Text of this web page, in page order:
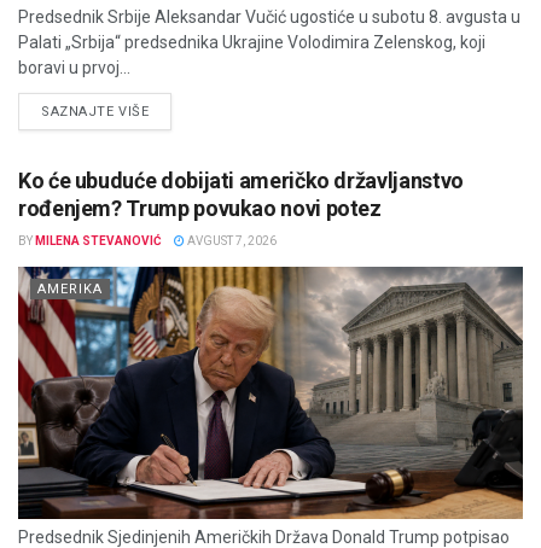
Predsednik Srbije Aleksandar Vučić ugostiće u subotu 8. avgusta u
Palati „Srbija“ predsednika Ukrajine Volodimira Zelenskog, koji
boravi u prvoj...
SAZNAJTE VIŠEDETAILS
Ko će ubuduće dobijati američko državljanstvo
rođenjem? Trump povukao novi potez
BY MILENA STEVANOVIĆ AVGUST 7, 2026
AMERIKA
Predsednik Sjedinjenih Američkih Država Donald Trump potpisao